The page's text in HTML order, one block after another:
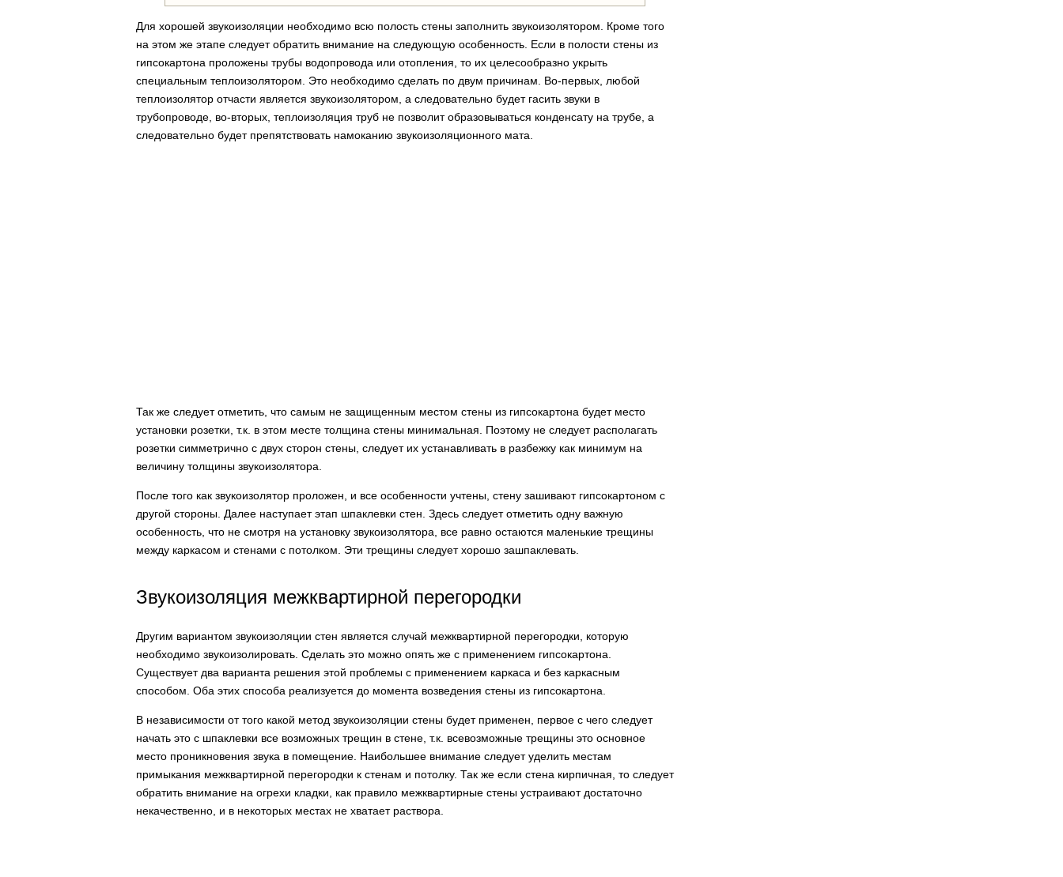
Для хорошей звукоизоляции необходимо всю полость стены заполнить звукоизолятором. Кроме того
на этом же этапе следует обратить внимание на следующую особенность. Если в полости стены из
гипсокартона проложены трубы водопровода или отопления, то их целесообразно укрыть
специальным теплоизолятором. Это необходимо сделать по двум причинам. Во-первых, любой
теплоизолятор отчасти является звукоизолятором, а следовательно будет гасить звуки в
трубопроводе, во-вторых, теплоизоляция труб не позволит образовываться конденсату на трубе, а
следовательно будет препятствовать намоканию звукоизоляционного мата.
Так же следует отметить, что самым не защищенным местом стены из гипсокартона будет место
установки розетки, т.к. в этом месте толщина стены минимальная. Поэтому не следует располагать
розетки симметрично с двух сторон стены, следует их устанавливать в разбежку как минимум на
величину толщины звукоизолятора.
После того как звукоизолятор проложен, и все особенности учтены, стену зашивают гипсокартоном с
другой стороны. Далее наступает этап шпаклевки стен. Здесь следует отметить одну важную
особенность, что не смотря на установку звукоизолятора, все равно остаются маленькие трещины
между каркасом и стенами с потолком. Эти трещины следует хорошо зашпаклевать.
Звукоизоляция межквартирной перегородки
Другим вариантом звукоизоляции стен является случай межквартирной перегородки, которую
необходимо звукоизолировать. Сделать это можно опять же с применением гипсокартона.
Существует два варианта решения этой проблемы с применением каркаса и без каркасным
способом. Оба этих способа реализуется до момента возведения стены из гипсокартона.
В независимости от того какой метод звукоизоляции стены будет применен, первое с чего следует
начать это с шпаклевки все возможных трещин в стене, т.к. всевозможные трещины это основное
место проникновения звука в помещение. Наибольшее внимание следует уделить местам
примыкания межквартирной перегородки к стенам и потолку. Так же если стена кирпичная, то следует
обратить внимание на огрехи кладки, как правило межквартирные стены устраивают достаточно
некачественно, и в некоторых местах не хватает раствора.